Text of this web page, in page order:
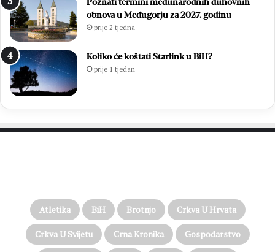
Poznati termini međunarodnih duhovnih
obnova u Međugorju za 2027. godinu
prije 2 tjedna
Koliko će koštati Starlink u BiH?
prije 1 tjedan
Atletika BiH Brotnjo Crkva U Hrvata
Crkva U Svijetu Crna Kronika Gospodarstvo